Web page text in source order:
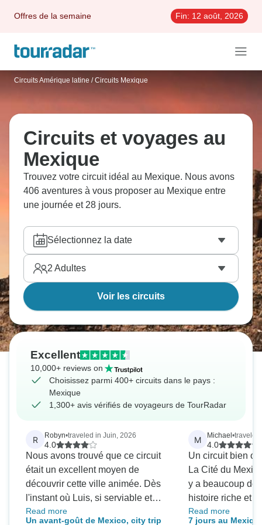
Offres de la semaine Fin: 12 août, 2026
Circuits Amérique latine / Circuits Mexique
Circuits et voyages au
Mexique
Trouvez votre circuit idéal au Mexique. Nous avons
406 aventures à vous proposer au Mexique entre
une journée et 28 jours.
Sélectionnez la date
2 Adultes
Voir les circuits
Excellent
10,000+ reviews on
Choisissez parmi 400+ circuits dans le pays :
Mexique
1,300+ avis vérifiés de voyageurs de TourRadar
R Robyn•traveled in Juin, 2026
4.0
Nous avons trouvé que ce circuit
était un excellent moyen de
découvrir cette ville animée. Dès
l'instant où Luis, si serviable et
sympathique, est venu nous
Read more
Un avant-goût de Mexico, city trip
M Michael •traveled
4.0
Un circuit bien
La Cité du
y a beaucoup de
histoire riche et
excellents restaurants.
Read more
7 jours au